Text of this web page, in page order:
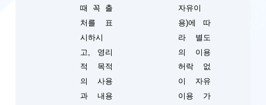
때 꼭 출
처를 표
시하시
고, 영리
적 목적
의 사용
과 내용
자유이
용)에 따
라 별도
의 이용
허락 없
이 자유
이용 가